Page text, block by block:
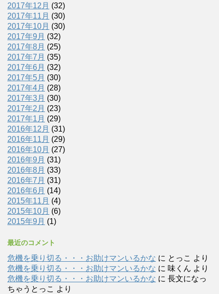
2017年12月 (32)
2017年11月 (30)
2017年10月 (30)
2017年9月 (32)
2017年8月 (25)
2017年7月 (35)
2017年6月 (32)
2017年5月 (30)
2017年4月 (28)
2017年3月 (30)
2017年2月 (23)
2017年1月 (29)
2016年12月 (31)
2016年11月 (29)
2016年10月 (27)
2016年9月 (31)
2016年8月 (33)
2016年7月 (31)
2016年6月 (14)
2015年11月 (4)
2015年10月 (6)
2015年9月 (1)
最近のコメント
危機を乗り切る・・・お助けマンいるかな に とっこ より
危機を乗り切る・・・お助けマンいるかな に 味くん より
危機を乗り切る・・・お助けマンいるかな に 長文になっ
ちゃうとっこ より